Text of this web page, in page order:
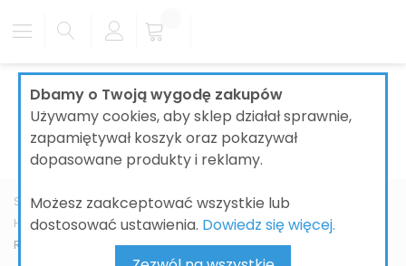
Dbamy o Twoją wygodę zakupów
Używamy cookies, aby sklep działał sprawnie,
zapamiętywał koszyk oraz pokazywał
dopasowane produkty i reklamy.
Możesz zaakceptować wszystkie lub
dostosować ustawienia. Dowiedz się więcej.
Strona główna ŁAZIENKI
BATERIE ŁAZIENKOWE
HANSGROHE
RainSelect bateria termostatyczna
Rainselect zestaw podtynkowy